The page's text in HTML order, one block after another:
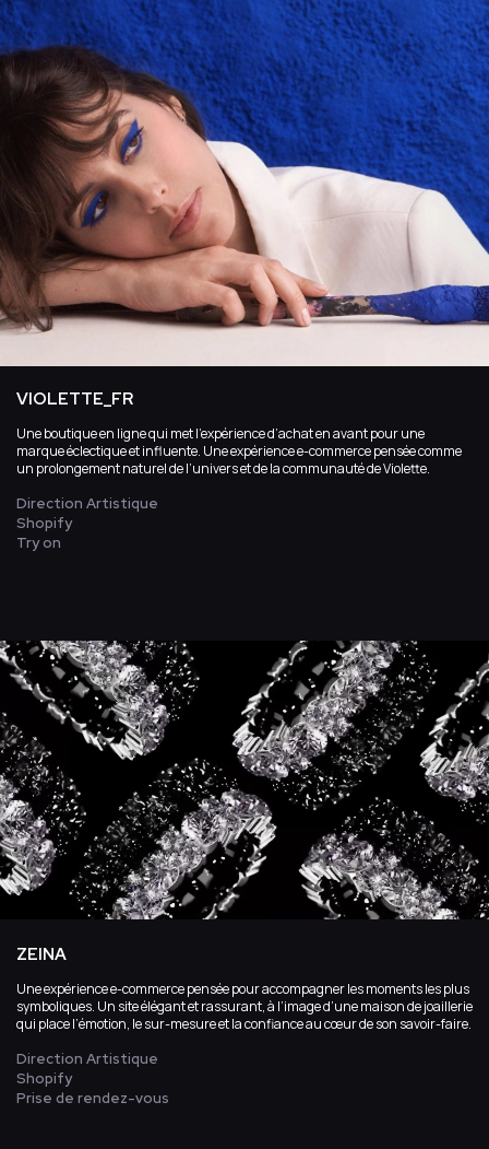
VIOLETTE_FR
Une boutique en ligne qui met l’expérience d’achat en avant pour une
marque éclectique et influente. Une expérience e-commerce pensée comme
un prolongement naturel de l’univers et de la communauté de Violette.
Direction Artistique
Shopify
Try on
ZEINA
Une expérience e-commerce pensée pour accompagner les moments les plus
symboliques. Un site élégant et rassurant, à l’image d’une maison de joaillerie
qui place l’émotion, le sur-mesure et la confiance au cœur de son savoir-faire.
Direction Artistique
Shopify
Prise de rendez-vous